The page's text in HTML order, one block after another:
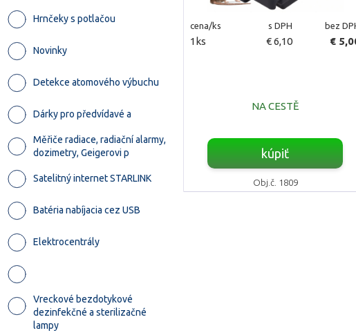
Hrnčeky s potlačou
Novinky
Detekce atomového výbuchu
Dárky pro předvídavé a
Měřiče radiace, radiační alarmy,
dozimetry, Geigerovi p
Satelitný internet STARLINK
Batéria nabíjacia cez USB
Elektrocentrály
Vreckové bezdotykové
dezinfekčné a sterilizačné
lampy
cena/ks s DPH bez
1ks € 6,10 €
NA CESTĚ
kúpiť
Obj.č. 1809